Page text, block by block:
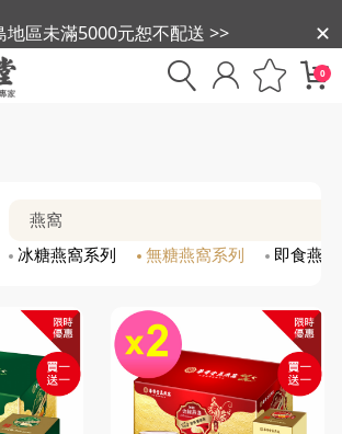
地區未滿5000元恕不配送 >>
0
燕窩
冰糖燕窩系列
無糖燕窩系列 即食燕